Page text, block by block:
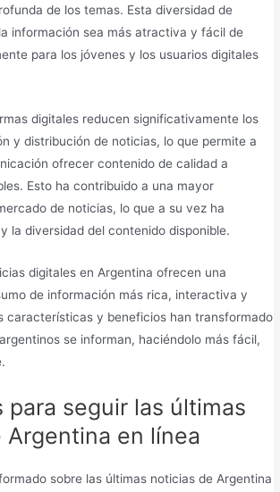
de los temas. Esta diversidad de
información sea más atractiva y fácil de
para los jóvenes y los usuarios digitales
digitales reducen significativamente los
y distribución de noticias, lo que permite a
ofrecer contenido de calidad a
Esto ha contribuido a una mayor
de noticias, lo que a su vez ha
la diversidad del contenido disponible.
digitales en Argentina ofrecen una
de información más rica, interactiva y
características y beneficios han transformado
se informan, haciéndolo más fácil,
para seguir las últimas
Argentina en línea
sobre las últimas noticias de Argentina